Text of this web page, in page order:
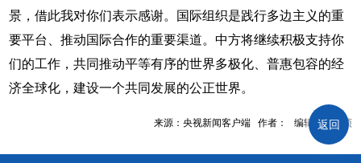
返回
景，借此我对你们表示感谢。国际组织是践行多边主义的重
要平台、推动国际合作的重要渠道。中方将继续积极支持你
们的工作，共同推动平等有序的世界多极化、普惠包容的经
济全球化，建设一个共同发展的公正世界。
来源：央视新闻客户端 作者： 编辑：高明桢